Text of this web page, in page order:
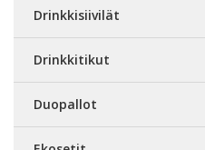
Drinkkisiivilät
Drinkkitikut
Duopallot